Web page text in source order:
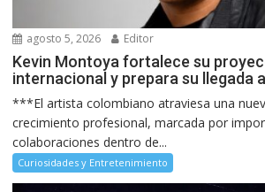
agosto 5, 2026 Editor
Kevin Montoya fortalece su
internacional y prepara su llegada
***El artista colombiano atraviesa una
crecimiento profesional, marcada por
colaboraciones dentro de...
Curiosidades y Entretenimiento